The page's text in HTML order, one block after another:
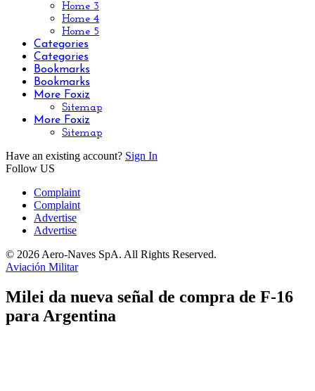
Home 3
Home 4
Home 5
Categories
Categories
Bookmarks
Bookmarks
More Foxiz
Sitemap
More Foxiz
Sitemap
Have an existing account? Sign In
Follow US
Complaint
Complaint
Advertise
Advertise
© 2026 Aero-Naves SpA. All Rights Reserved.
Aviación Militar
Milei da nueva señal de compra de F-16
para Argentina